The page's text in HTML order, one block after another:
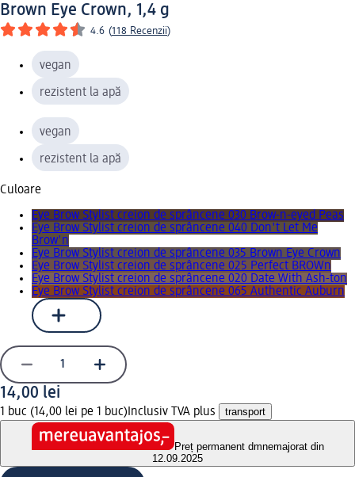
Brown Eye Crown, 1,4 g
4.6 (118 Recenzii)
vegan
rezistent la apă
vegan
rezistent la apă
Culoare
Eye Brow Stylist creion de sprâncene 030 Brow-n-eyed Peas
Eye Brow Stylist creion de sprâncene 040 Don't Let Me
Brow'n
Eye Brow Stylist creion de sprâncene 035 Brown Eye Crown
Eye Brow Stylist creion de sprâncene 025 Perfect BROWn
Eye Brow Stylist creion de sprâncene 020 Date With Ash-ton
Eye Brow Stylist creion de sprâncene 065 Authentic Auburn
14,00 lei
1 buc (14,00 lei pe 1 buc) Inclusiv TVA plus transport
Preț permanent dmnemajorat din
12.09.2025